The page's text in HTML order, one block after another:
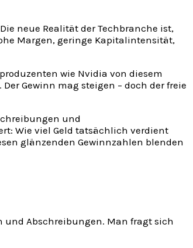
neue Realität der Techbranche ist,
Margen, geringe Kapitalintensität,
wie Nvidia von diesem
Gewinn mag steigen – doch der freie
und
Wie viel Geld tatsächlich verdient
glänzenden Gewinnzahlen blenden
und Abschreibungen. Man fragt sich